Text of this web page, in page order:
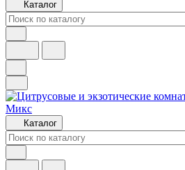
Каталог
Каталог